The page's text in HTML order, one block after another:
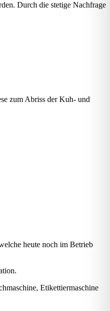
Durch die stetige Nachfrage
zum Abriss der Kuh- und
heute noch im Betrieb
Etikettiermaschine